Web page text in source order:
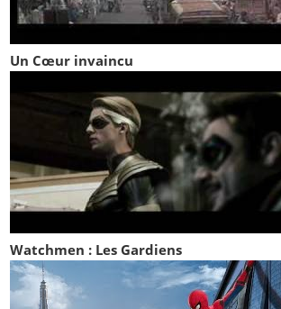
Un Cœur invaincu
Watchmen : Les Gardiens